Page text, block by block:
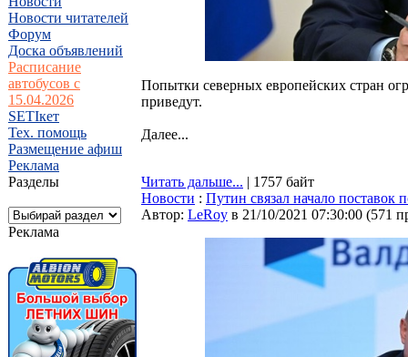
Новости читателей
Форум
Доска объявлений
Расписание
автобусов с
15.04.2026
SETIкет
Тех. помощь
Размещение афиш
Реклама
Разделы
Реклама
Попытки северных европейских стран
приведут.
Далее...
Читать дальше... | 1757 байт
Новости : Путин связал начало
Автор: LeRoy в 21/10/2021 07:30:00 (571